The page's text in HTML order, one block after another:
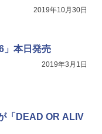
2019年10月30日
」本日発売
2019年3月1日
「DEAD OR ALIV